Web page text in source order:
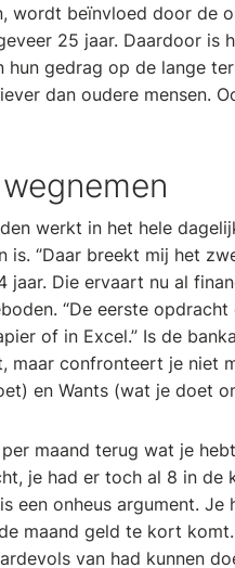
wordt beïnvloed door de
25 jaar. Daardoor is
gedrag op de lange
dan oudere mensen.
werkt in het hele
is. ‘’Daar breekt mij het
jaar. Die ervaart nu al
“De eerste
of in Excel.” Is de
maar confronteert je niet
en Wants (wat je doet
maand terug wat je
je had er toch al 8 in de
een onheus argument.
maand geld te kort
van had kunnen